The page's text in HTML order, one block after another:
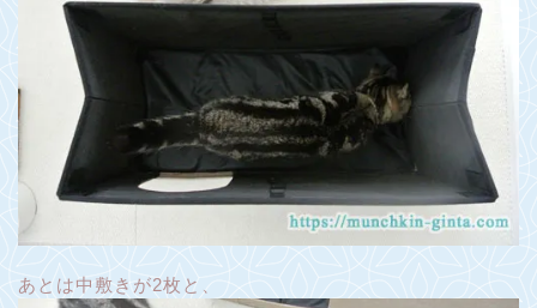
あとは中敷きが2枚と、